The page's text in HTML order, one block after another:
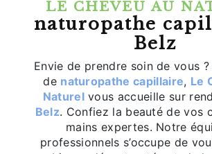
LE CHEVEU AU
naturopathe
Belz
Envie de prendre soin de vous
de naturopathe capillaire, Le
Naturelvous accueille sur
Belz. Confiez la beauté de vos
mains expertes. Notre
professionnels s’occupe de